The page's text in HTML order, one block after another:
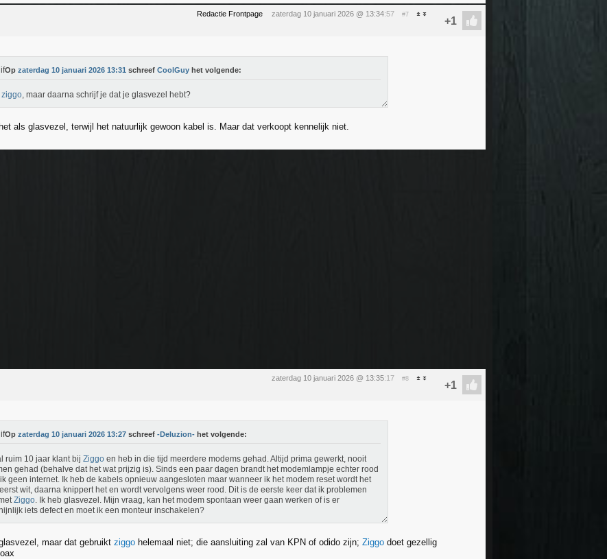
Redactie Frontpage zaterdag 10 januari 2026 @ 13:34:57 #7
Op zaterdag 10 januari 2026 13:31 schreef CoolGuy het volgende:
ziggo, maar daarna schrijf je dat je glasvezel hebt?
als glasvezel, terwijl het natuurlijk gewoon kabel is. Maar dat verkoopt kennelijk niet.
zaterdag 10 januari 2026 @ 13:35:17 #8
Op zaterdag 10 januari 2026 13:27 schreef -Deluzion- het volgende:
ruim 10 jaar klant bij Ziggo en heb in die tijd meerdere modems gehad. Altijd prima gewerkt, nooit
gehad (behalve dat het wat prijzig is). Sinds een paar dagen brandt het modemlampje echter rood
geen internet. Ik heb de kabels opnieuw aangesloten maar wanneer ik het modem reset wordt het
wit, daarna knippert het en wordt vervolgens weer rood. Dit is de eerste keer dat ik problemen
Ziggo. Ik heb glasvezel. Mijn vraag, kan het modem spontaan weer gaan werken of is er
iets defect en moet ik een monteur inschakelen?
maar dat gebruikt ziggo helemaal niet; die aansluiting zal van KPN of odido zijn; Ziggo doet gezellig